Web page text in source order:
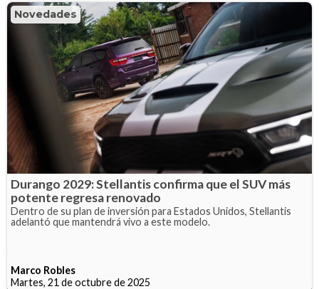
Novedades
Durango 2029: Stellantis confirma que el SUV más
potente regresa renovado
Dentro de su plan de inversión para Estados Unidos, Stellantis
adelantó que mantendrá vivo a este modelo.
Marco Robles
Martes, 21 de octubre de 2025